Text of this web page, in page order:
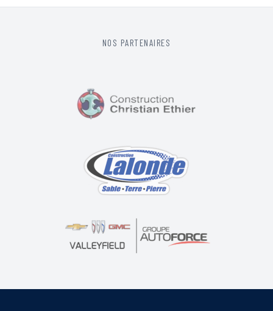
NOS PARTENAIRES